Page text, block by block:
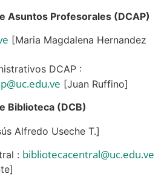
Asuntos Profesorales (DCAP)
[Maria Magdalena Hernandez
DCAP :
[Juan Ruffino]
Biblioteca (DCB)
Alfredo Useche T.]
: bibliotecacentral@uc.edu.ve